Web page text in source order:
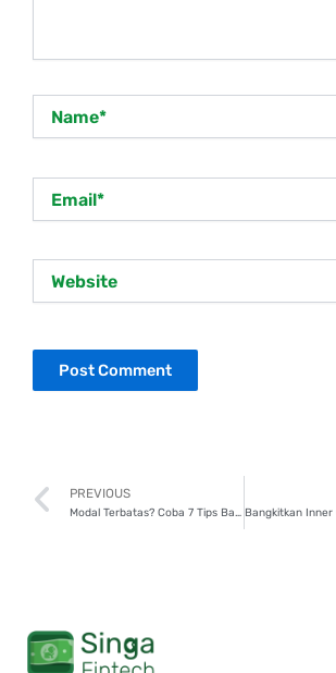
Prev
PREVIOUS
Modal Terbatas? Coba 7 Tips Bangun Bisnis Online dari Nol!